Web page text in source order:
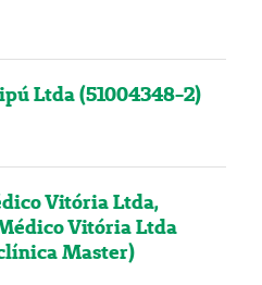
Ltda (51004348-2)
Vitória Ltda,
Vitória Ltda
Master)